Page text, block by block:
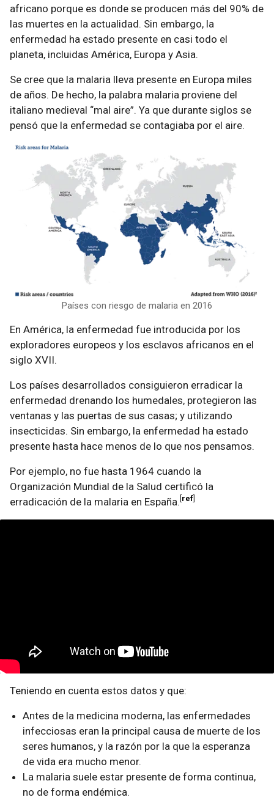
africano porque es donde se producen más del 90% de
las muertes en la actualidad. Sin embargo, la
enfermedad ha estado presente en casi todo el
planeta, incluidas América, Europa y Asia.
Se cree que la malaria lleva presente en Europa miles
de años. De hecho, la palabra malaria proviene del
italiano medieval “mal aire”. Ya que durante siglos se
pensó que la enfermedad se contagiaba por el aire.
Países con riesgo de malaria en 2016
En América, la enfermedad fue introducida por los
exploradores europeos y los esclavos africanos en el
siglo XVII.
Los países desarrollados consiguieron erradicar la
enfermedad drenando los humedales, protegieron las
ventanas y las puertas de sus casas; y utilizando
insecticidas. Sin embargo, la enfermedad ha estado
presente hasta hace menos de lo que nos pensamos.
Por ejemplo, no fue hasta 1964 cuando la
Organización Mundial de la Salud certificó la
erradicación de la malaria en España. ref
Teniendo en cuenta estos datos y que:
Antes de la medicina moderna, las enfermedades
infecciosas eran la principal causa de muerte de los
seres humanos, y la razón por la que la esperanza
de vida era mucho menor.
La malaria suele estar presente de forma continua,
no de forma endémica.